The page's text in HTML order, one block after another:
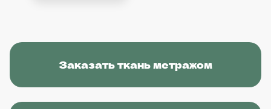
Заказать ткань метражом